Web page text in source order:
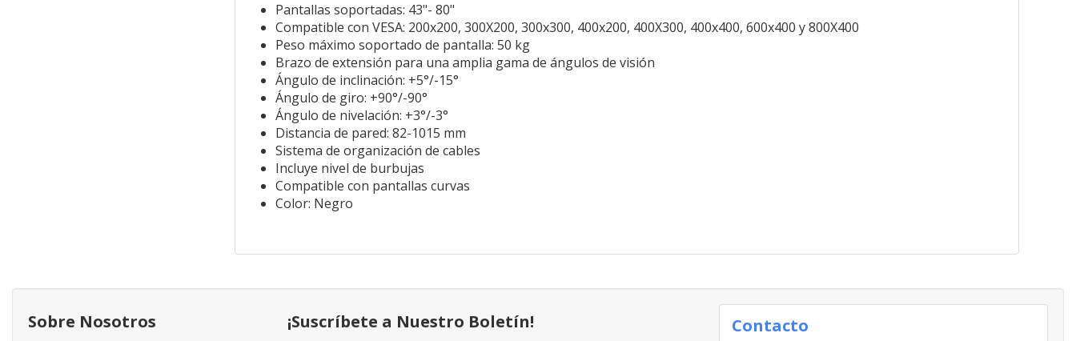
Pantallas soportadas: 43"- 80"
Compatible con VESA: 200x200, 300X200, 300x300, 400x200, 400X300, 400x400, 600x400 y 800X400
Peso máximo soportado de pantalla: 50 kg
Brazo de extensión para una amplia gama de ángulos de visión
Ángulo de inclinación: +5°/-15°
Ángulo de giro: +90°/-90°
Ángulo de nivelación: +3°/-3°
Distancia de pared: 82-1015 mm
Sistema de organización de cables
Incluye nivel de burbujas
Compatible con pantallas curvas
Color: Negro
Sobre Nosotros
¡Suscríbete a Nuestro Boletín!
Contacto